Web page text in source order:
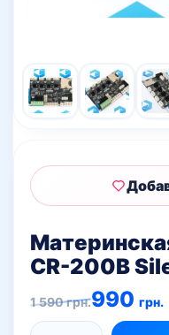
CR-200B
1 590грн.
Первоначальная
цена
составляла
990 грн.
Текущая
цена:
990 грн..